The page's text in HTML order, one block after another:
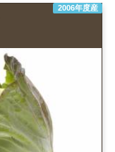
2006年度産